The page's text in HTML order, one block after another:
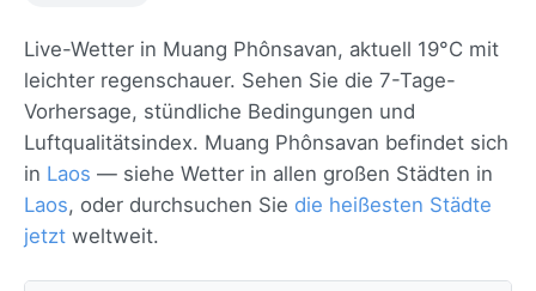
Live-Wetter in Muang Phônsavan, aktuell 19°C mit
leichter regenschauer. Sehen Sie die 7-Tage-
Vorhersage, stündliche Bedingungen und
Luftqualitätsindex. Muang Phônsavan befindet sich
in Laos — siehe Wetter in allen großen Städten in
Laos, oder durchsuchen Sie die heißesten Städte
jetzt weltweit.